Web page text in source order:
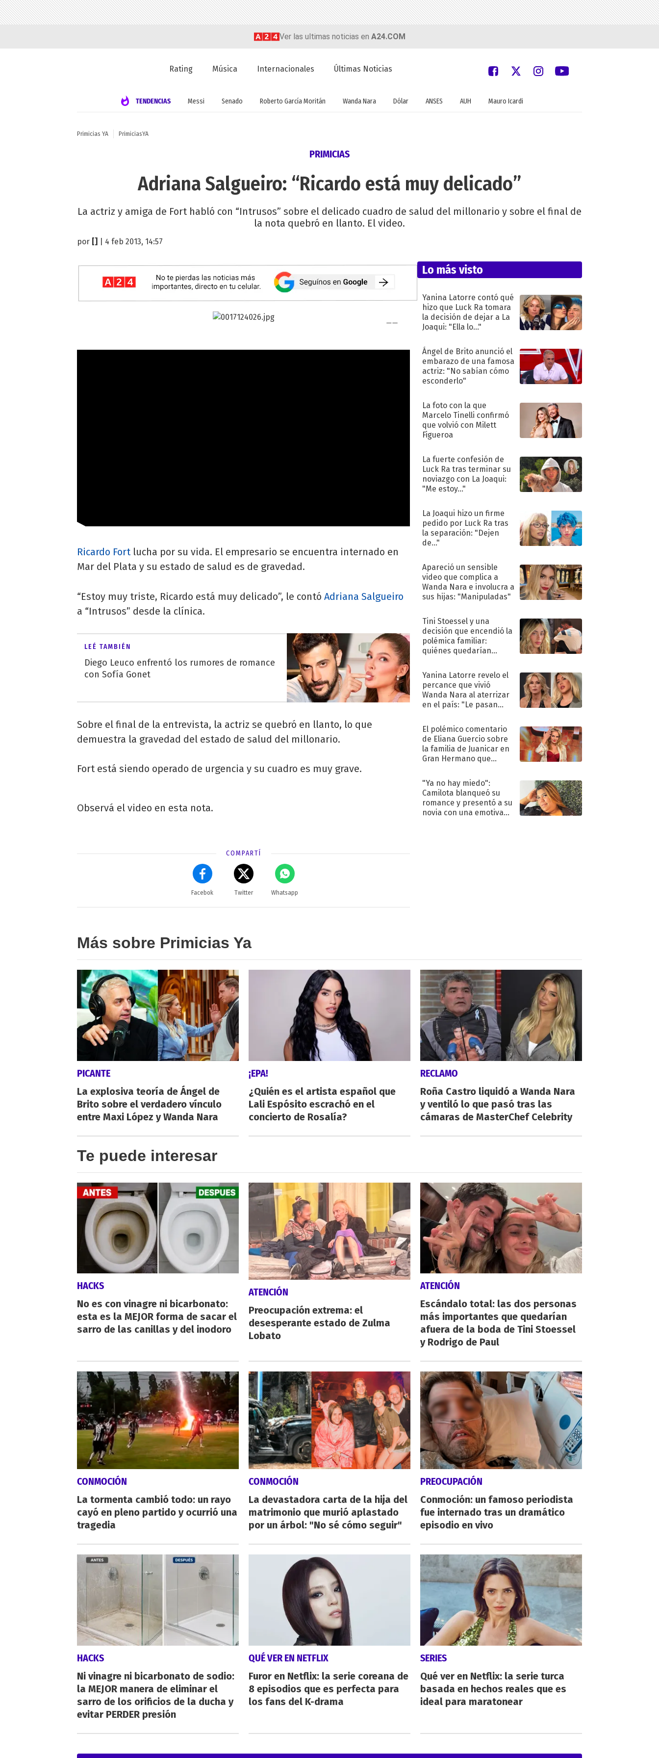
Ver las ultimas noticias en A24.COM
Rating Música Internacionales Últimas Noticias
TENDENCIAS Messi Senado Roberto García Moritán Wanda Nara Dólar ANSES AUH Mauro Icardi
Primicias YA PrimiciasYA
PRIMICIAS
Adriana Salgueiro: “Ricardo está muy delicado”
La actriz y amiga de Fort habló con “Intrusos” sobre el delicado cuadro de salud del millonario y sobre el final de
la nota quebró en llanto. El video.
por | 4 feb 2013, 14:57
Ricardo Fortlucha por su vida. El empresario se encuentra internado en
Mar del Plata y su estado de salud es de gravedad.
“Estoy muy triste, Ricardo está muy delicado”, le contó Adriana Salgueiro
a “Intrusos” desde la clínica.
LEÉ TAMBIÉN
Diego Leuco enfrentó los rumores de romance
con Sofía Gonet
Sobre el final de la entrevista, la actriz se quebró en llanto, lo que
demuestra la gravedad del estado de salud del millonario.
Fort está siendo operado de urgencia y su cuadro es muy grave.
Observá el video en esta nota.
COMPARTÍ
Facebok Twitter Whatsapp
Lo más visto
Yanina Latorre contó qué
hizo que Luck Ra tomara
la decisión de dejar a La
Joaqui: "Ella lo..."
Ángel de Brito anunció el
embarazo de una famosa
actriz: "No sabían cómo
esconderlo"
La foto con la que
Marcelo Tinelli confirmó
que volvió con Milett
Figueroa
La fuerte confesión de
Luck Ra tras terminar su
noviazgo con La Joaqui:
"Me estoy..."
La Joaqui hizo un firme
pedido por Luck Ra tras
la separación: "Dejen
de..."
Apareció un sensible
video que complica a
Wanda Nara e involucra a
sus hijas: "Manipuladas"
Tini Stoessel y una
decisión que encendió la
polémica familiar:
quiénes quedarían
Yanina Latorre revelo el
percance que vivió
Wanda Nara al aterrizar
en el país: "Le pasan
El polémico comentario
de Eliana Guercio sobre
la familia de Juanicar en
Gran Hermano que
"Ya no hay miedo":
Camilota blanqueó su
romance y presentó a su
novia con una emotiva
Más sobre Primicias Ya
PICANTE
La explosiva teoría de Ángel de
Brito sobre el verdadero vínculo
entre Maxi López y Wanda Nara
¡EPA!
¿Quién es el artista español que
Lali Espósito escrachó en el
concierto de Rosalía?
RECLAMO
Roña Castro liquidó a Wanda Nara
y ventiló lo que pasó tras las
cámaras de MasterChef Celebrity
Te puede interesar
HACKS
No es con vinagre ni bicarbonato:
esta es la MEJOR forma de sacar el
sarro de las canillas y del inodoro
ATENCIÓN
Preocupación extrema: el
desesperante estado de Zulma
Lobato
ATENCIÓN
Escándalo total: las dos personas
más importantes que quedarían
afuera de la boda de Tini Stoessel
y Rodrigo de Paul
CONMOCIÓN
La tormenta cambió todo: un rayo
cayó en pleno partido y ocurrió una
tragedia
CONMOCIÓN
La devastadora carta de la hija del
matrimonio que murió aplastado
por un árbol: "No sé cómo seguir"
PREOCUPACIÓN
Conmoción: un famoso periodista
fue internado tras un dramático
episodio en vivo
HACKS
Ni vinagre ni bicarbonato de sodio:
la MEJOR manera de eliminar el
sarro de los orificios de la ducha y
evitar PERDER presión
QUÉ VER EN NETFLIX
Furor en Netflix: la serie coreana de
8 episodios que es perfecta para
los fans del K-drama
SERIES
Qué ver en Netflix: la serie turca
basada en hechos reales que es
ideal para maratonear